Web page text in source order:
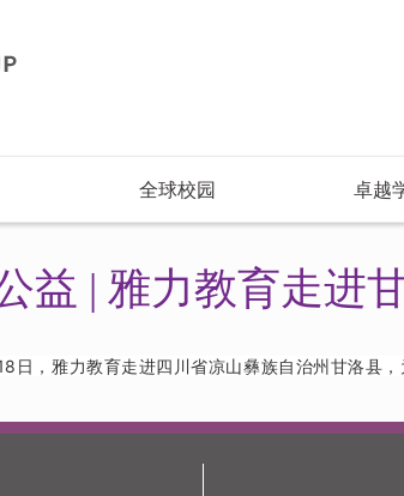
全球校园 卓越
益 | 雅力教育走进
日，雅力教育走进四川省凉山彝族自治州甘洛县